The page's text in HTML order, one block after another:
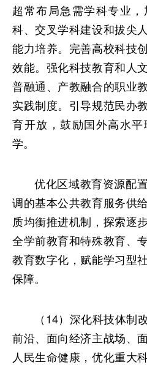
超常布局急需学科专业
科、交叉学科建设和拔尖
能力培养。完善高校科技
效能。强化科技教育和人
普融通、产教融合的职业
实践制度。引导规范民办
育开放，鼓励国外高水
学。
优化区域教育资源配
调的基本公共教育服务供
质均衡推进机制，探索逐
全学前教育和特殊教育、
教育数字化，赋能学习型
保障。
（14）深化科技体制
前沿、面向经济主战场、
人民生命健康，优化重大